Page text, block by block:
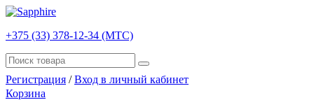
+375 (33) 378-12-34 (МТС)
Регистрация /Вход в личный кабинет
Корзина